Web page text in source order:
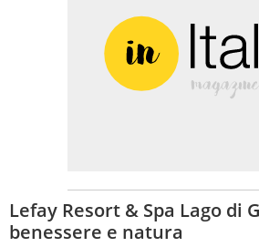
Lefay Resort & Spa Lago di
benessere e natura